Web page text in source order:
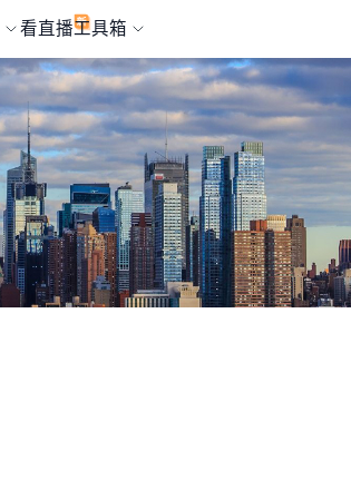
看直播工具箱